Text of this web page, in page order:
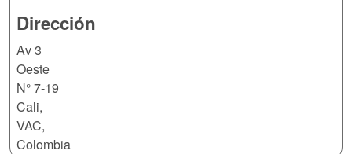
Dirección
Av 3
Oeste
N° 7-19
Cali,
VAC,
Colombia